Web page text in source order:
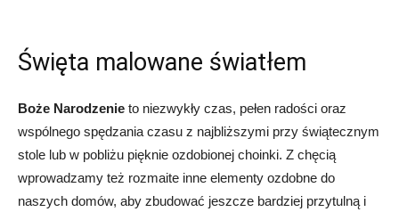
Święta malowane światłem
Boże Narodzenie to niezwykły czas, pełen radości oraz
wspólnego spędzania czasu z najbliższymi przy świątecznym
stole lub w pobliżu pięknie ozdobionej choinki. Z chęcią
wprowadzamy też rozmaite inne elementy ozdobne do
naszych domów, aby zbudować jeszcze bardziej przytulną i